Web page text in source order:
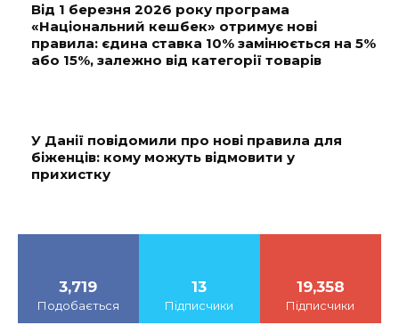
Від 1 березня 2026 року програма
«Національний кешбек» отримує нові
правила: єдина ставка 10% замінюється на 5%
або 15%, залежно від категорії товарів
У Данії повідомили про нові правила для
біженців: кому можуть відмовити у
прихистку
3,719
Подобається
13
Підписчики
19,358
Підписчики